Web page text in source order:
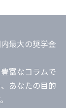
最大の奨学金
富なコラムで
あなたの目的